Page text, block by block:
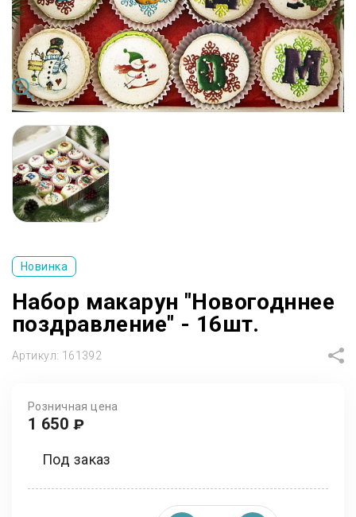
Новинка
Набор макарун "Новогодннее
поздравление" - 16шт.
Артикул: 161392
Розничная цена
1 650 ₽
Под заказ